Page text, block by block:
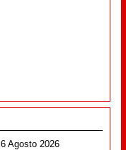
6 Agosto 2026